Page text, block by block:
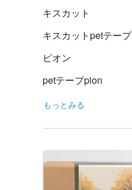
キスカット
キスカットpetテープ
ピオン
petテープpion
もっとみる